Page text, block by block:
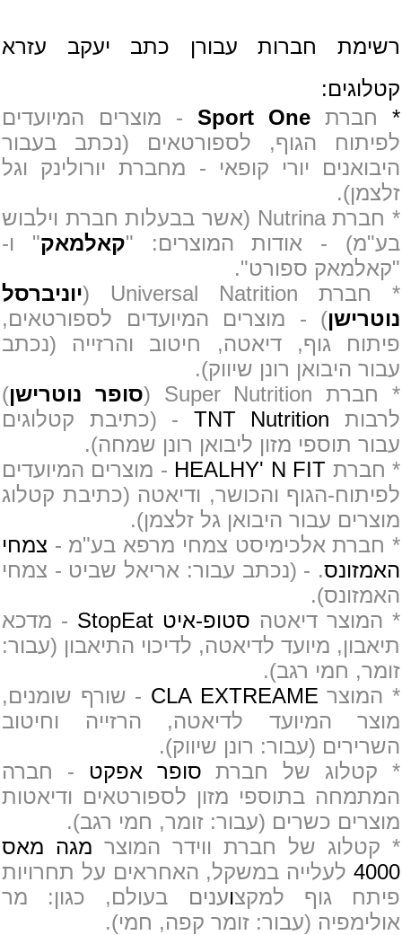
רשימת חברות עבורן כתב יעקב עזרא
קטלוגים:
* חברת Sport One - מוצרים המיועדים
לפיתוח הגוף, לספורטאים (נכתב בעבור
היבואנים יורי קופאי - מחברת יורולינק וגל
זלצמן).
* חברת Nutrina (אשר בבעלות חברת וילבוש
בע"מ) - אודות המוצרים: "קאלמאק" ו-
"קאלמאק ספורט".
* חברת Universal Natrition (
יוניברסל
נוטרישן) - מוצרים המיועדים לספורטאים,
פיתוח גוף, דיאטה, חיטוב והרזייה (נכתב
עבור היבואן רונן שיווק).
* חברת Super Nutrition (
סופר נוטרישן)
לרבות TNT Nutrition - (כתיבת קטלוגים
עבור תוספי מזון ליבואן רונן שמחה).
* חברת HEALHY' N FIT - מוצרים המיועדים
לפיתוח-הגוף והכושר, ודיאטה (כתיבת קטלוג
מוצרים עבור היבואן גל זלצמן).
* חברת אלכימיסט צמחי מרפא בע"מ - צמחי
האמזונס. - (נכתב עבור: אריאל שביט - צמחי
האמזונס).
* המוצר דיאטה סטופ-איט StopEat
- מדכא
תיאבון, מיועד לדיאטה, לדיכוי התיאבון (עבור:
זומר, חמי רגב).
* המוצר CLA EXTREAME - שורף שומנים,
מוצר המיועד לדיאטה, הרזייה וחיטוב
השרירים (עבור: רונן שיווק).
* קטלוג של חברת סופר אפקט - חברה
המתמחה בתוספי מזון לספורטאים ודיאטות
מוצרים כשרים (עבור: זומר, חמי רגב).
* קטלוג של חברת ווידר המוצר מגה מאס
4000 לעלייה במשקל, האחראים על תחרויות
פיתח גוף למקצוענים
בעולם, כגון: מר
אולימפיה (עבור: זומר קפה, חמי).